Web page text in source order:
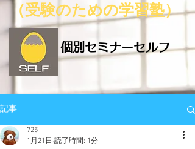
（受験のための学習塾）
個別セミナーセルフ
記事
725
1月21日 読了時間: 1分